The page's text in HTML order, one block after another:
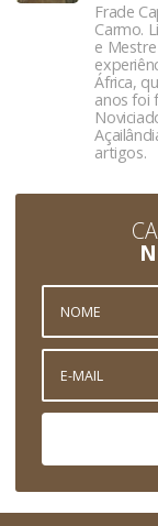
Frade
Carmo.
e
África,
anos foi
artigos.